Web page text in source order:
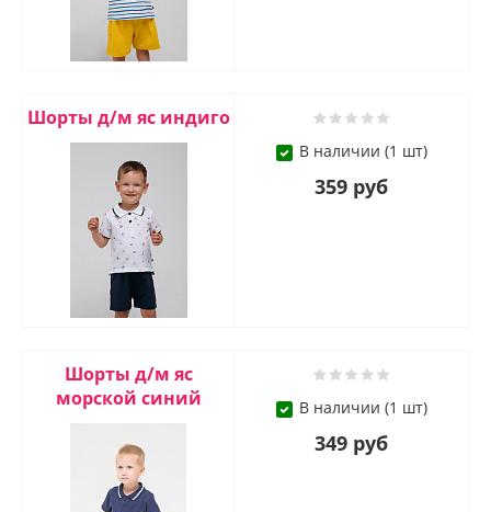
Шорты д/м яс индиго
В наличии (1 шт)
359 руб
Шорты д/м яс
морской синий
В наличии (1 шт)
349 руб